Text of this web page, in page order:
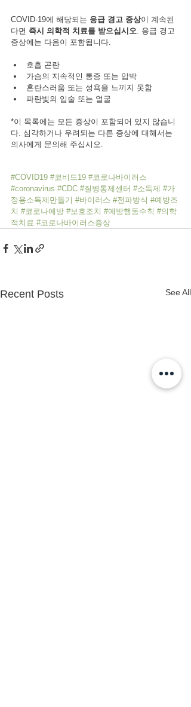
COVID-19에 해당되는 응급 경고 증상이 계속된
다면 즉시 의학적 치료를 받으십시오 . 응급 경고
증상에는 다음이 포함됩니다.
호흡 곤란
가슴의 지속적인 통증 또는 압박
혼란스러움 또는 성욕을 느끼지 못함
파란빛의 입술 또는 얼굴
*이 목록에는 모든 증상이 포함되어 있지 않습니
다. 심각하거나 우려되는 다른 증상에 대해서는
의사에게 문의해 주십시오.
#COVID19 #코비드19 #코로나바이러스
#coronavirus #CDC #질병통제센터 #소독제 #가
정용소독제만들기 #바이러스 #전파방식 #예방조
치 #코로나예방 #보호조치 #예방행동수칙 #의학
적치료 #코로나바이러스증상
Recent Posts See All